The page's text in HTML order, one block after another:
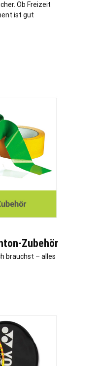
Ob Freizeit
ist gut
Zubehör
brauchst – alles